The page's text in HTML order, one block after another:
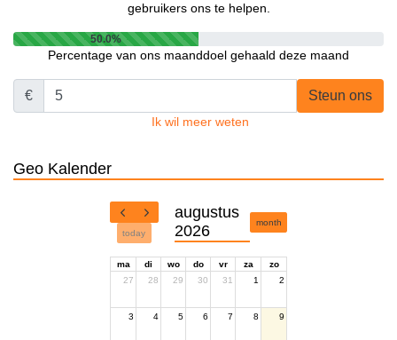
gebruikers ons te helpen.
50.0%
Percentage van ons maanddoel gehaald deze maand
€ Steun ons
Ik wil meer weten
Geo Kalender
today
augustus
2026
month
ma di wo do vr za
zo
27
28 29 30 31 1 2
3 4 5 6 7 8 9